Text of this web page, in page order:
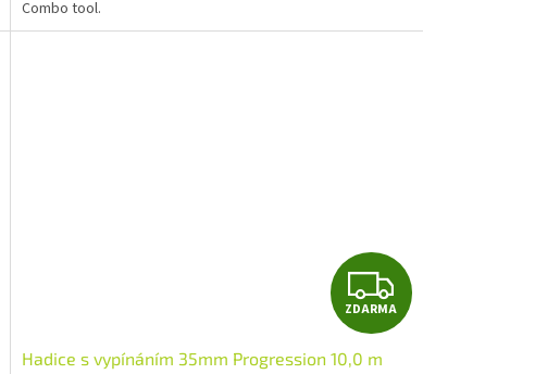
Combo tool.
Z
D
ZDARMA
Hadice s vypínáním 35mm Progression 10,0 m